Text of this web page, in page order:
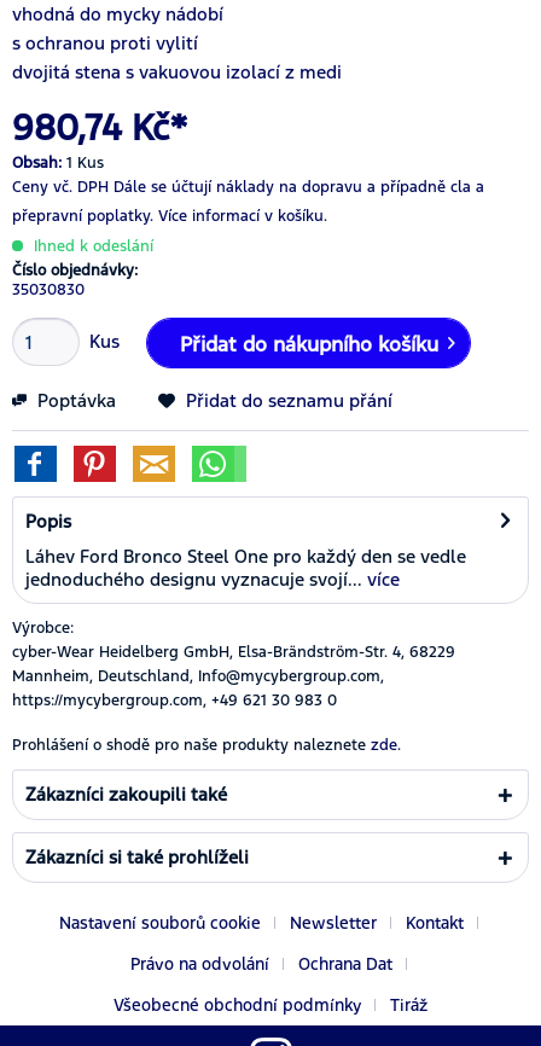
vhodná do mycky nádobí
s ochranou proti vylití
dvojitá stena s vakuovou izolací z medi
980,74 Kč*
Obsah: 1 Kus
Ceny vč. DPH Dále se účtují náklady na dopravu a případně cla a
přepravní poplatky. Více informací v košíku.
Ihned k odeslání
Číslo objednávky:
35030830
Kus Přidat do nákupního košíku
Poptávka Přidat do seznamu přání
Popis
Láhev Ford Bronco Steel One pro každý den se vedle
jednoduchého designu vyznacuje svojí... více
Výrobce:
cyber-Wear Heidelberg GmbH, Elsa-Brändström-Str. 4, 68229
Mannheim, Deutschland, Info@mycybergroup.com,
https://mycybergroup.com, +49 621 30 983 0
Prohlášení o shodě pro naše produkty naleznete zde.
Zákazníci zakoupili také
Zákazníci si také prohlíželi
Nastavení souborů cookie Newsletter
Kontakt
Právo na odvolání
Ochrana Dat
Všeobecné obchodní podmínky
Tiráž